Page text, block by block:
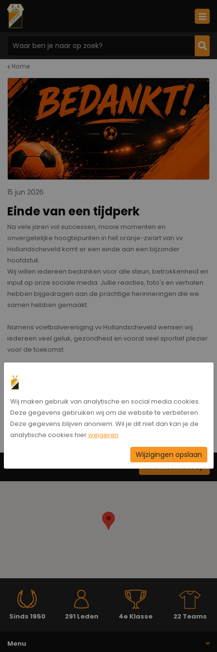
Home
15 jun 2026
Einde van een tijdperk
Na vele jaren vol successen, mooie momenten en
onvergetelijke hoogtepunten in het oranje-zwart van vv
Hollandscheveld komt er een einde aan een bijzonder
hoofdstuk.
Wij willen iedereen bedanken voor alle steun, betrokkenheid en
input op onze sociale media. Jullie reacties, foto's en verhalen
hebben bijgedragen aan de prachtige herinneringen die we
samen hebben gemaakt.
Namens voetbalvereniging vv Hollandscheveld wensen wij
iedereen veel geluk, gezondheid en vooral veel sportief plezier
voor de toekomst.
Bericht delen
Neem contact op
Sinds 1950 291 Leden 4e Klasse 22 Teams
Menu
Wij maken gebruik van analytische en social media cookies.
Deze gegevens gebruiken wij om de website te verbeteren.
Deze gegevens blijven anoniem. Wil je dit niet dan kan je de
analytische cookies hierweigeren
Wijzigingen opslaan